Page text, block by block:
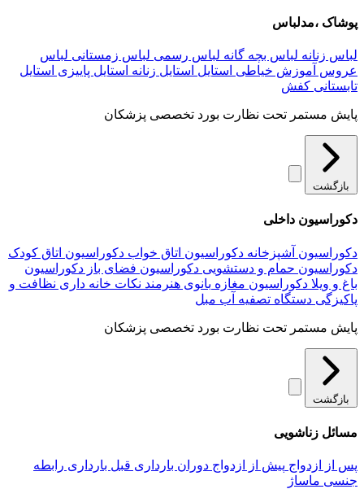
پوشاک ،مدلباس
لباس زنانه لباس بچه گانه لباس رسمی لباس زمستانی لباس
عروس آموزش خیاطی استایل استایل زنانه استایل پاییزی استایل
تابستانی کفش
پایش مستمر تحت نظارت بورد تخصصی پزشکان
بازگشت
دکوراسیون داخلی
دکوراسیون آشپزخانه دکوراسیون اتاق خواب دکوراسیون اتاق کودک
دکوراسیون حمام و دستشویی دکوراسیون فضای باز دکوراسیون
باغ و ویلا دکوراسیون مغازه بانوی هنرمند نکات خانه داری نظافت و
پاکیزگی دستگاه تصفیه آب مبل
پایش مستمر تحت نظارت بورد تخصصی پزشکان
بازگشت
مسائل زناشویی
پس از ازدواج پیش از ازدواج دوران بارداری قبل بارداری رابطه
جنسی ماساژ